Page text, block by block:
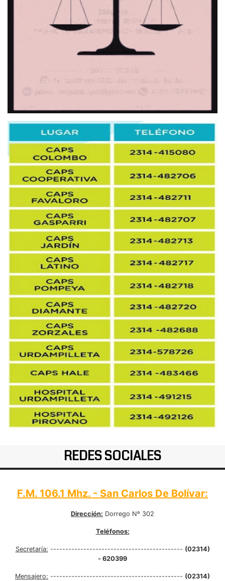
REDES SOCIALES
F.M. 106.1 Mhz. - San Carlos De Bolívar:
Dirección: Dorrego Nº 302
Teléfonos:
Secretaría: -------------------------------------------- (02314)
- 620399
Mensajero: -------------------------------------------- (02314)